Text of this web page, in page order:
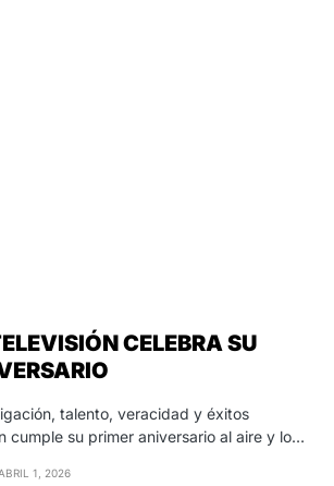
CELEBRA SU
talento, veracidad y éxitos
cumple su primer aniversario al aire y lo…
1, 2026